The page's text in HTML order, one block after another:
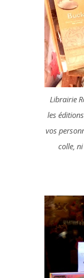
Librairie
les
vos
colle,